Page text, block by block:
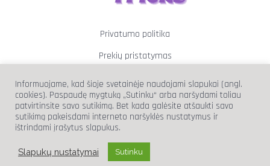
Privatumo politika
Prekių pristatymas
Prekių grąžinimas
info@wickedtricks.lt
Informuojame, kad šioje svetainėje naudojami slapukai (angl.
cookies). Paspaudę mygtuką „Sutinku“ arba naršydami toliau
patvirtinsite savo sutikimą. Bet kada galėsite atšaukti savo
sutikimą pakeisdami interneto naršyklės nustatymus ir
ištrindami įrašytus slapukus.
Slapukų nustatymai Sutinku